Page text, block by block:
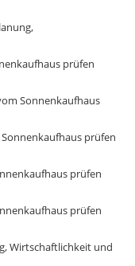
prüfen
Sonnenkaufhaus
prüfen
prüfen
prüfen
Wirtschaftlichkeit und